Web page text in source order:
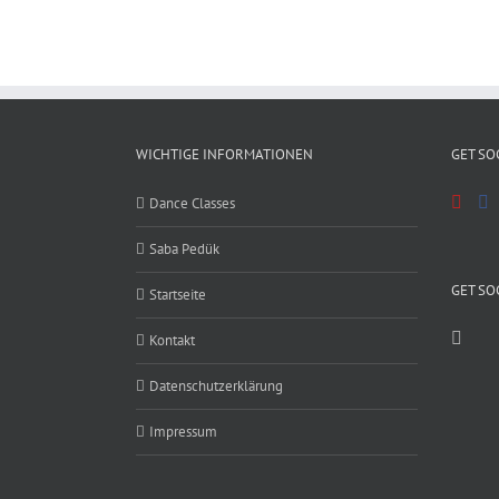
WICHTIGE INFORMATIONEN
Dance Classes
Saba Pedük
Startseite
Kontakt
Datenschutzerklärung
Impressum
GET
GET